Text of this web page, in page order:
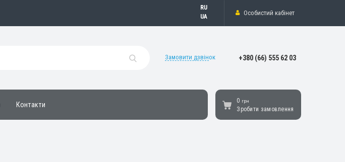
УкраїнськаОсобистий кабінет
Замовити дзвінок +380 (66) 555 62 03
Контакти
0 грн
Зробити замовлення